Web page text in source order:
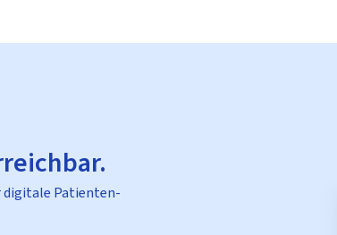
digitale Patienten-